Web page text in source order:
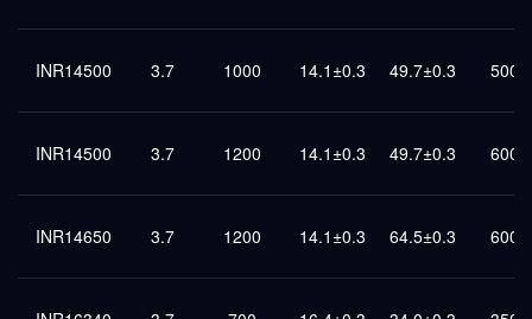
INR14500 3.7 1000 14.1±0.3 49.7±0.3 500
INR14500 3.7 1200 14.1±0.3 49.7±0.3 600
INR14650 3.7 1200 14.1±0.3 64.5±0.3 600